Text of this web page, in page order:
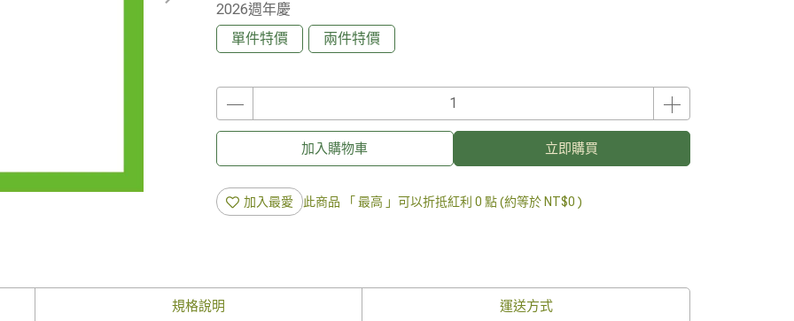
2026週年慶
單件特價
兩件特價
加入購物車 立即購買
加入最愛 此商品 「 最高 」可以折抵紅利 0 點 (約等於 NT$0 )
規格說明 運送方式